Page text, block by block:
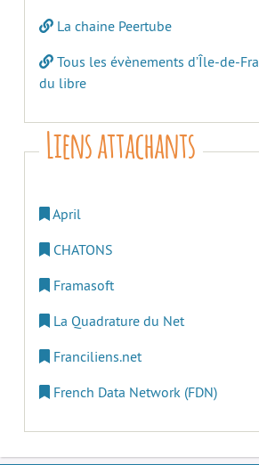
La chaine Peertube
Tous les évènements d’Île-de-
du libre
Liens attachants
April
CHATONS
Framasoft
La Quadrature du Net
Franciliens.net
French Data Network (FDN)